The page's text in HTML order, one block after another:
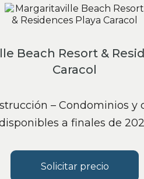
Beach Resort &
Caracol
– Condominios y
a finales de
Solicitar precio